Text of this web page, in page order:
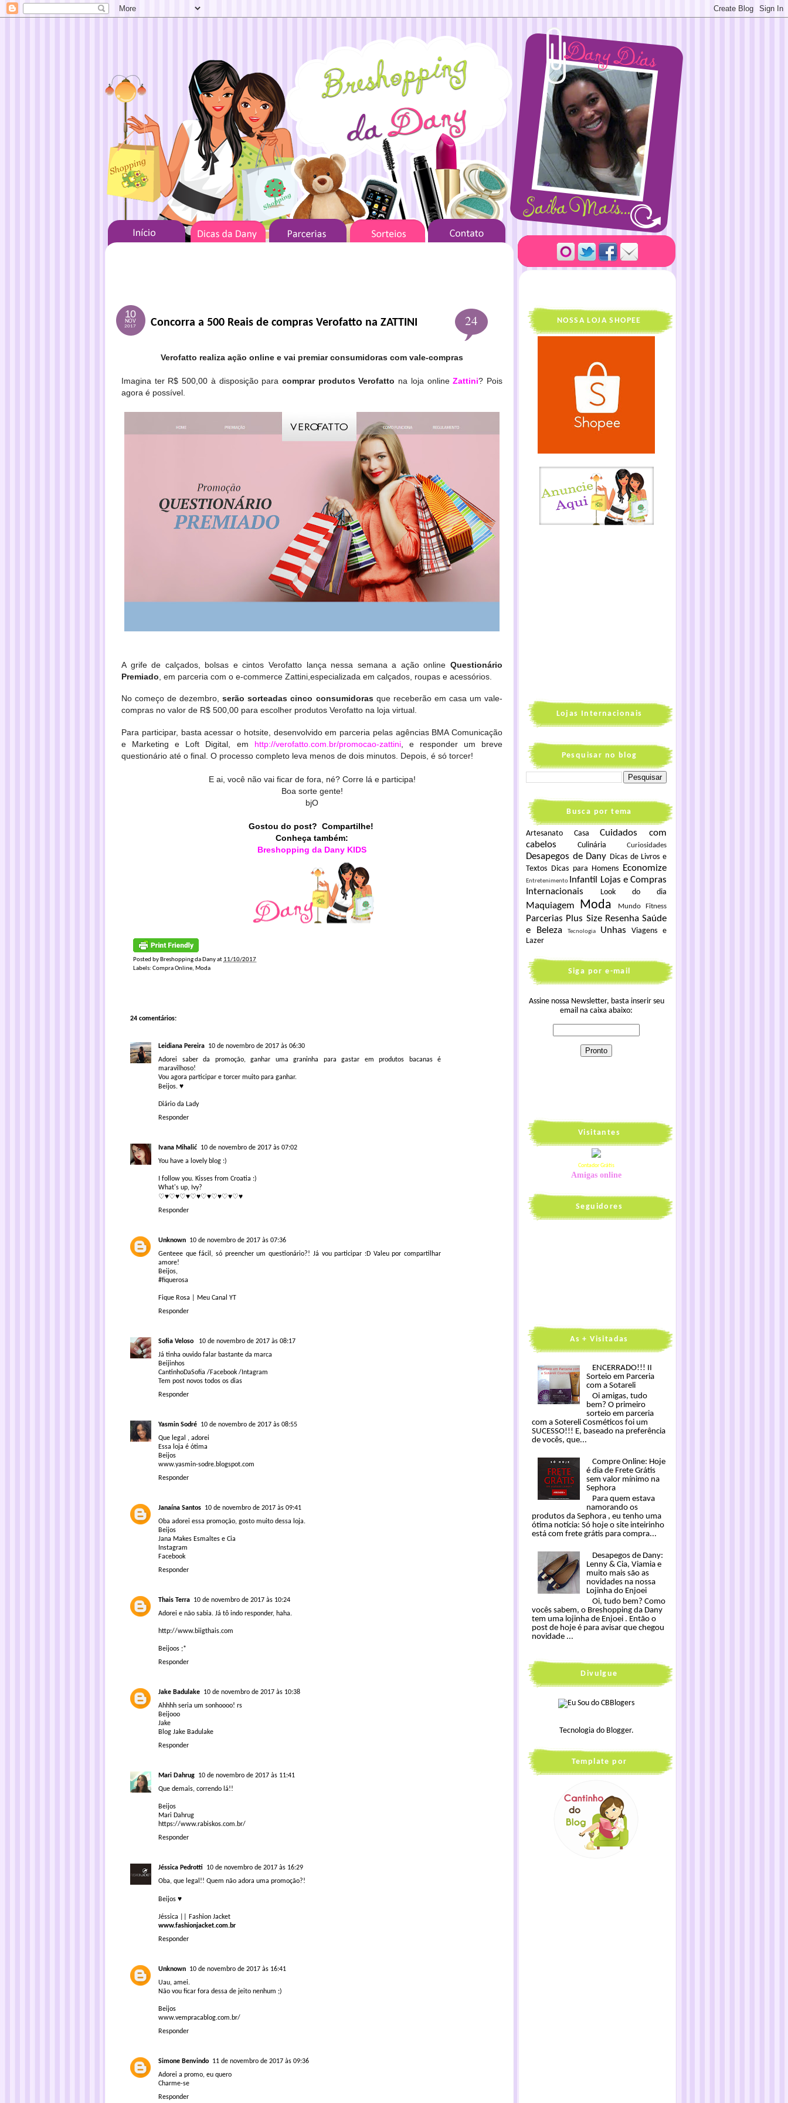
10
NOV
2017 24
Concorra a 500 Reais de compras Verofatto na ZATTINI
Verofatto realiza ação online e vai premiar consumidoras com vale-compras
Imagina ter R$ 500,00 à disposição para comprar produtos Verofatto na loja onlineZattini? Pois
agora é possível.
A grife de calçados, bolsas e cintos Verofatto lança nessa semana a ação onlineQuestionário
Premiado , em parceria com o e-commerce Zattini,especializada em calçados, roupas e acessórios.
No começo de dezembro,serão sorteadas cinco consumidorasque receberão em casa um vale-
compras no valor de R$ 500,00 para escolher produtos Verofatto na loja virtual.
Para participar, basta acessar o hotsite, desenvolvido em parceria pelas agências BMA Comunicação
e Marketing e Loft Digital, em http://verofatto.com.br/promocao-zattini, e responder um breve
questionário até o final. O processo completo leva menos de dois minutos. Depois, é só torcer!
E ai, você não vai ficar de fora, né? Corre lá e participa!
Boa sorte gente!
bjO
Gostou do post? Compartilhe!
Conheça também:
Breshopping da Dany KIDS
Posted by Breshopping da Danyat 11/10/2017
Labels: Compra Online, Moda
24 comentários:
Leidiana Pereira 10 de novembro de 2017 às 06:30
Adorei saber da promoção, ganhar uma graninha para gastar em produtos bacanas é
maravilhoso!
Vou agora participar e torcer muito para ganhar.
Beijos. ♥
Diário da Lady
Responder
Ivana Mihalić 10 de novembro de 2017 às 07:02
You have a lovely blog :)
I follow you. Kisses from Croatia :)
What's up, Ivy?
♡♥♡♥♡♥♡♥♡♥♡♥♡♥♡♥
Responder
Unknown 10 de novembro de 2017 às 07:36
Genteee que fácil, só preencher um questionário?! Já vou participar :D Valeu por compartilhar
amore!
Beijos,
#fiquerosa
Fique Rosa
Meu Canal YT
Responder
Sofia Veloso
10 de novembro de 2017 às 08:17
Já tinha ouvido falar bastante da marca
Beijinhos
CantinhoDaSofia /Facebook / Intagram
Tem post novos todos os dias
Responder
Yasmin Sodré 10 de novembro de 2017 às 08:55
Que legal , adorei
Essa loja é ótima
Beijos
www.yasmin-sodre.blogspot.com
Responder
Janaína Santos 10 de novembro de 2017 às 09:41
Oba adorei essa promoção, gosto muito dessa loja.
Beijos
Jana Makes Esmaltes e Cia
Instagram
Facebook
Responder
Thais Terra 10 de novembro de 2017 às 10:24
Adorei e não sabia. Já tô indo responder, haha.
http://www.biigthais.com
Beijoos ;*
Responder
Jake Badulake 10 de novembro de 2017 às 10:38
Ahhhh seria um sonhoooo! rs
Beijooo
Jake
Blog Jake Badulake
Responder
Mari Dahrug 10 de novembro de 2017 às 11:41
Que demais, correndo lá!!
Beijos
Mari Dahrug
https://www.rabiskos.com.br/
Responder
Jéssica Pedrotti
10 de novembro de 2017 às 16:29
Oba, que legal!! Quem não adora uma promoção?!
Beijos ♥
Jéssica || Fashion Jacket
www.fashionjacket.com.br
Responder
Unknown 10 de novembro de 2017 às 16:41
Uau, amei.
Não vou ficar fora dessa de jeito nenhum ;)
Beijos
www.vempracablog.com.br/
Responder
Simone Benvindo 11 de novembro de 2017 às 09:36
Adorei a promo, eu quero
Charme-se
Responder
NOSSA LOJA SHOPEE
Lojas Internacionais
Pesquisar no blog
Busca por tema
Artesanato Casa
Cuidados com
cabelos
Culinária Curiosidades
Desapegos de Dany Dicas de Livros e
Textos Dicas para Homens Economize
Entretenimento Infantil
Lojas e Compras
Internacionais
Look do dia
Maquiagem Moda Mundo Fitness
Parcerias Plus Size Resenha Saúde
e Beleza
Tecnologia Unhas
Viagens e
Lazer
Siga por e-mail
Assine nossa Newsletter, basta inserir seu
email na caixa abaixo:
Visitantes
Contador Grátis
Amigas online
Seguidores
As + Visitadas
ENCERRADO!!! II
Sorteio em Parceria
com a Sotareli
Oi amigas, tudo
bem? O primeiro
sorteio em parceria
com a Sotereli Cosméticos foi um
SUCESSO!!! E, baseado na preferência
de vocês, que...
Compre Online: Hoje
é dia de Frete Grátis
sem valor mínimo na
Sephora
Para quem estava
namorando os
produtos da Sephora , eu tenho uma
ótima notícia: Só hoje o site inteirinho
está com frete grátis para compra...
Desapegos de Dany:
Lenny & Cia, Viamia e
muito mais são as
novidades na nossa
Lojinha do Enjoei
Oi, tudo bem? Como
vocês sabem, o Breshopping da Dany
tem uma lojinha de Enjoei . Então o
post de hoje é para avisar que chegou
novidade ...
Divulgue
Tecnologia do Blogger.
Template por